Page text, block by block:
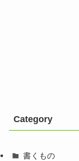
Category
書くもの